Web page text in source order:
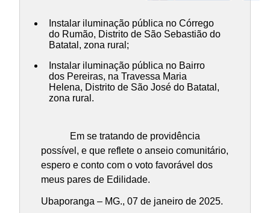
Instalar iluminação pública no Córrego
do Rumão, Distrito de São Sebastião do
Batatal, zona rural;
Instalar iluminação pública no Bairro
dos Pereiras, na Travessa Maria
Helena, Distrito de São José do Batatal,
zona rural.
Em se tratando de providência
possível, e que reflete o anseio comunitário,
espero e conto com o voto favorável dos
meus pares de Edilidade.
Ubaporanga – MG., 07 de janeiro de 2025.